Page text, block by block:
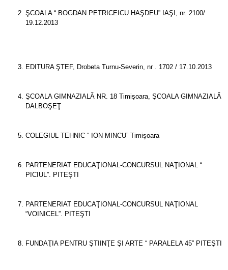
ŞCOALA “ BOGDAN PETRICEICU HAŞDEU” IAŞI, nr. 2100/
19.12.2013
EDITURA ŞTEF, Drobeta Turnu-Severin, nr . 1702 / 17.10.2013
ŞCOALA GIMNAZIALĂ NR. 18 Timişoara, ŞCOALA GIMNAZIALĂ
DALBOŞEŢ
COLEGIUL TEHNIC “ ION MINCU” Timişoara
PARTENERIAT EDUCAŢIONAL-CONCURSUL NAŢIONAL “
PICIUL”. PITEŞTI
PARTENERIAT EDUCAŢIONAL-CONCURSUL NAŢIONAL
“VOINICEL”. PITEŞTI
FUNDAŢIA PENTRU ŞTIINŢE ŞI ARTE “ PARALELA 45” PITEŞTI